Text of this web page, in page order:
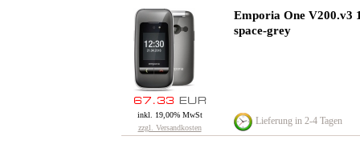
Emporia One V200.v3
space-grey
inkl. 19,00% MwSt
zzgl. Versandkosten
Lieferung in 2-4 Tagen